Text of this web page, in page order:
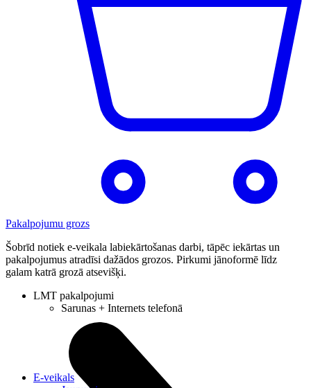
Pakalpojumu grozs
Šobrīd notiek e-veikala labiekārtošanas darbi, tāpēc iekārtas un
pakalpojumus atradīsi dažādos grozos. Pirkumi jānoformē līdz
galam katrā grozā atsevišķi.
LMT pakalpojumi
Sarunas + Internets telefonā
E-veikals